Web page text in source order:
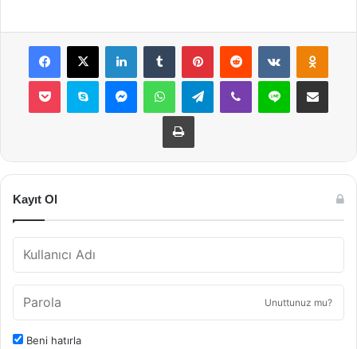
Facebook
X LinkedInTumblr PinterestReddit VKontakte
Pocket Skype MessengerWhatsAppTelegramViber Line E-Posta ile
Yazdır
Kayıt Ol
Unuttunuz mu?
Beni hatırla